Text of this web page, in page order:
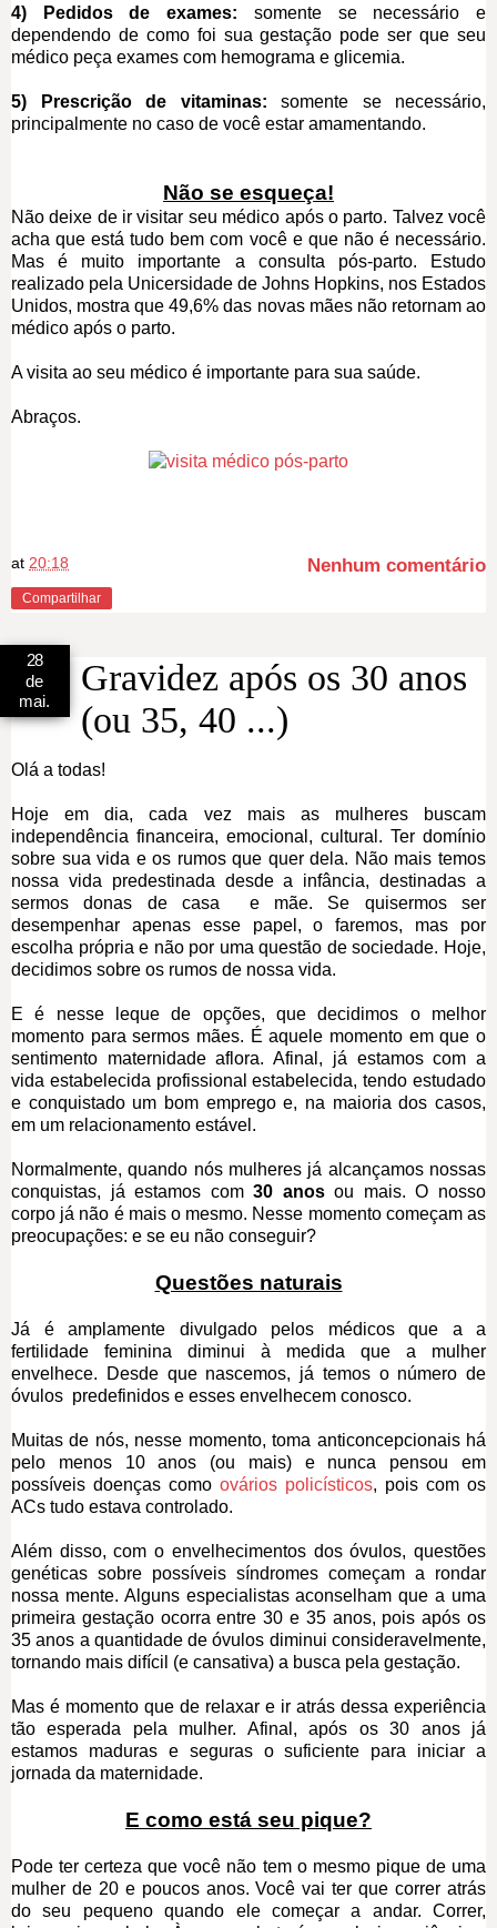
4) Pedidos de exames: somente se necessário e
dependendo de como foi sua gestação pode ser que seu
médico peça exames com hemograma e glicemia.
5) Prescrição de vitaminas: somente se necessário,
principalmente no caso de você estar amamentando.
Não se esqueça!
Não deixe de ir visitar seu médico após o parto. Talvez você
acha que está tudo bem com você e que não é necessário.
Mas é muito importante a consulta pós-parto. Estudo
realizado pela Unicersidade de Johns Hopkins, nos Estados
Unidos, mostra que 49,6% das novas mães não retornam ao
médico após o parto.
A visita ao seu médico é importante para sua saúde.
Abraços.
at 20:18 Nenhum comentário
Compartilhar
28
de
mai.
Gravidez após os 30 anos
(ou 35, 40 ...)
Olá a todas!
Hoje em dia, cada vez mais as mulheres buscam
independência financeira, emocional, cultural. Ter domínio
sobre sua vida e os rumos que quer dela. Não mais temos
nossa vida predestinada desde a infância, destinadas a
sermos donas de casa e mãe. Se quisermos ser
desempenhar apenas esse papel, o faremos, mas por
escolha própria e não por uma questão de sociedade. Hoje,
decidimos sobre os rumos de nossa vida.
E é nesse leque de opções, que decidimos o melhor
momento para sermos mães. É aquele momento em que o
sentimento maternidade aflora. Afinal, já estamos com a
vida estabelecida profissional estabelecida, tendo estudado
e conquistado um bom emprego e, na maioria dos casos,
em um relacionamento estável.
Normalmente, quando nós mulheres já alcançamos nossas
conquistas, já estamos com30 anosou mais. O nosso
corpo já não é mais o mesmo. Nesse momento começam as
preocupações: e se eu não conseguir?
Questões naturais
Já é amplamente divulgado pelos médicos que a a
fertilidade feminina diminui à medida que a mulher
envelhece. Desde que nascemos, já temos o número de
óvulos predefinidos e esses envelhecem conosco.
Muitas de nós, nesse momento, toma anticoncepcionais há
pelo menos 10 anos (ou mais) e nunca pensou em
possíveis doenças como ovários policísticos, pois com os
ACs tudo estava controlado.
Além disso, com o envelhecimentos dos óvulos, questões
genéticas sobre possíveis síndromes começam a rondar
nossa mente. Alguns especialistas aconselham que a uma
primeira gestação ocorra entre 30 e 35 anos, pois após os
35 anos a quantidade de óvulos diminui consideravelmente,
tornando mais difícil (e cansativa) a busca pela gestação.
Mas é momento que de relaxar e ir atrás dessa experiência
tão esperada pela mulher. Afinal, após os 30 anos já
estamos maduras e seguras o suficiente para iniciar a
jornada da maternidade.
E como está seu pique?
Pode ter certeza que você não tem o mesmo pique de uma
mulher de 20 e poucos anos. Você vai ter que correr atrás
do seu pequeno quando ele começar a andar. Correr,